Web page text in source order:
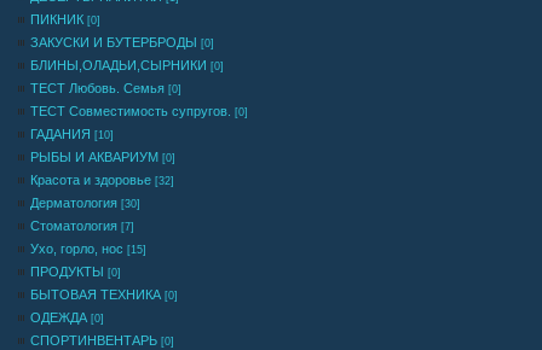
ПИКНИК [0]
ЗАКУСКИ И БУТЕРБРОДЫ [0]
БЛИНЫ,ОЛАДЬИ,СЫРНИКИ [0]
ТЕСТ Любовь. Семья [0]
ТЕСТ Совместимость супругов. [0]
ГАДАНИЯ [10]
РЫБЫ И АКВАРИУМ [0]
Красота и здоровье [32]
Дерматология [30]
Стоматология [7]
Ухо, горло, нос [15]
ПРОДУКТЫ [0]
БЫТОВАЯ ТЕХНИКА [0]
ОДЕЖДА [0]
СПОРТИНВЕНТАРЬ [0]